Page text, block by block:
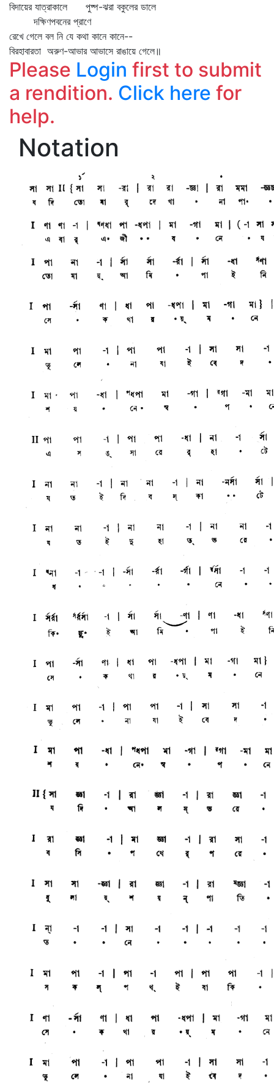
বিদায়ের যাত্রাকালে পুষ্প-ঝরা বকুলের ডালে
দক্ষিণপবনের প্রাণে
রেখে গেলে বল নি যে কথা কানে কানে--
বিরহাবারতা অরুণ-আভার আভাসে রাঙায়ে গেলে॥
Please Login first to submit
a rendition. Click here for
help.
Notation